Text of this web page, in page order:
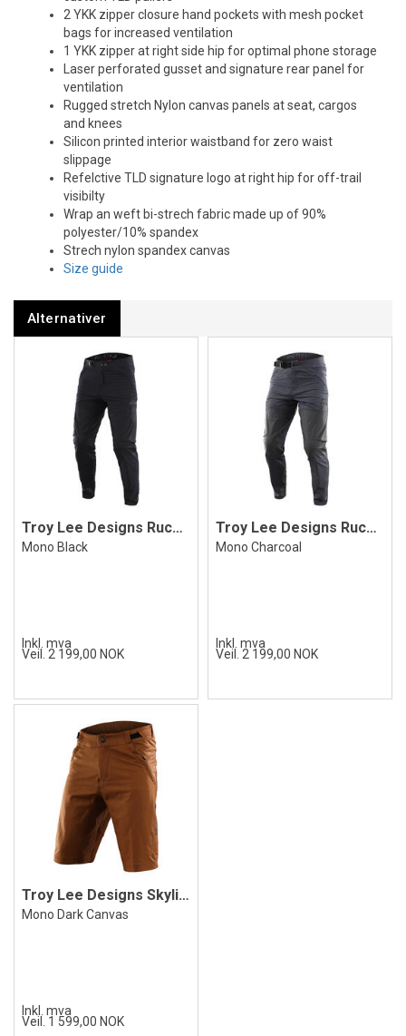
2 YKK zipper closure hand pockets with mesh pocket
bags for increased ventilation
1 YKK zipper at right side hip for optimal phone storage
Laser perforated gusset and signature rear panel for
ventilation
Rugged stretch Nylon canvas panels at seat, cargos
and knees
Silicon printed interior waistband for zero waist
slippage
Refelctive TLD signature logo at right hip for off-trail
visibilty
Wrap an weft bi-strech fabric made up of 90%
polyester/10% spandex
Strech nylon spandex canvas
Size guide
Alternativer
Troy Lee Designs Ruckus Cargo Pant
Mono Black
Inkl. mva
Veil. 2 199,00 NOK
Troy Lee Designs Ruckus Cargo Pant
Mono Charcoal
Inkl. mva
Veil. 2 199,00 NOK
Troy Lee Designs Skyline Shorts w/Liner
Mono Dark Canvas
Inkl. mva
Veil. 1 599,00 NOK